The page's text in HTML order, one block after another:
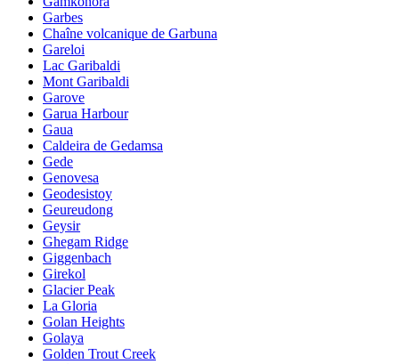
Garbes
Chaîne volcanique de Garbuna
Gareloi
Lac Garibaldi
Mont Garibaldi
Garove
Garua Harbour
Gaua
Caldeira de Gedamsa
Gede
Genovesa
Geodesistoy
Geureudong
Geysir
Ghegam Ridge
Giggenbach
Girekol
Glacier Peak
La Gloria
Golan Heights
Golaya
Golden Trout Creek